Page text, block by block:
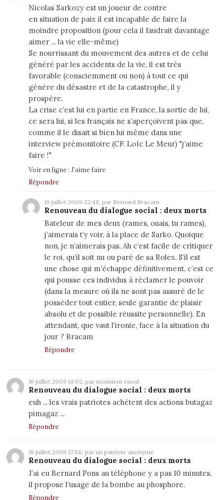
Nicolas Sarkozy est un joueur de contre
en situation de paix il est incapable de faire la
moindre proposition (pour cela il faudrait davantage
aimer ... la vie elle-même)
Se nourrissant du mouvement des autres et de celui
généré par les accidents de la vie, il est très
favorable (consciemment ou non) à tout ce qui
génère du désastre et de la catastrophe, il y
prospère.
La crise c’est lui en partie en France, la sortie de lui,
ce sera lui, si les français ne s’aperçoivent pas que,
comme il le disait si bien lui même dans une
interview prémonitoire (CF. Loïc Le Meur) "j’aime
faire !"
Voir en ligne : J’aime faire
Répondre
19 juillet 2009 22:48, par Bernard Bracam
Renouveau du dialogue social : deux morts
Bateleur de mes deux (rames, ouais, tu rames),
j’aimerais t’y voir, à la place de Sarko. Quoique
non, je n’aimerais pas. Ah c’est facile de critiquer
le roi, qu’il soit nu ou paré de sa Rolex. S’il est
une chose qui m’échappe définitivement, c’est ce
qui pousse ces individus à réclamer le pouvoir
(dans la mesure où ils ne sont pas assuré de le
posséder tout entier, seule garantie de plaisir
absolu et de possible réussite personnelle). En
attendant, que vaut l’ironie, face à la situation du
jour ? Bracam
Répondre
16 juillet 2009 14:02, par monsieur raoul
Renouveau du dialogue social : deux morts
euh ... les vrais patriotes achétent des actions butagaz
pimagaz ...
Répondre
16 juillet 2009 12:56, par un patriote anonyme
Renouveau du dialogue social : deux morts
J’ai eu Bernard Pons au téléphone y a pas 10 minutes,
il propose l’usage de la bombe au phosphore.
Répondre